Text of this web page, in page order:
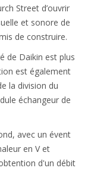
Street d’ouvrir
et sonore de
de construire.
de Daikin est plus
est également
la division du
échangeur de
avec un évent
en V et
d'un débit